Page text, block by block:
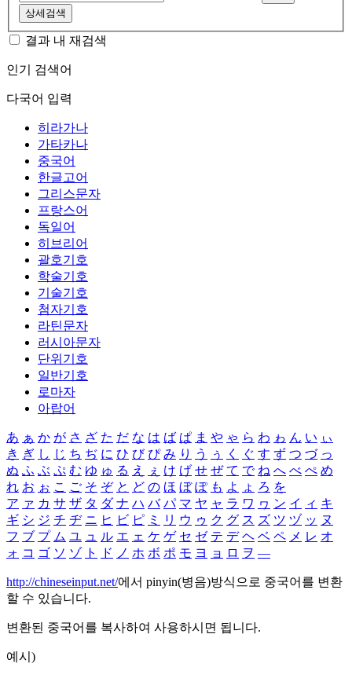
상세검색
결과 내 재검색
인기 검색어
다국어 입력
히라가나
가타카나
중국어
한글고어
그리스문자
프랑스어
독일어
히브리어
괄호기호
학술기호
기술기호
첨자기호
라틴문자
러시아문자
단위기호
일반기호
로마자
아랍어
あ ぁ か が さ ざ た だ な は ば ぱ ま や ゃ ら わ ゎ ん い ぃ
き ぎ し じ ち ぢ に ひ び ぴ み り う ぅ く ぐ す ず つ づ っ
ぬ ふ ぶ ぷ む ゆ ゅ る え ぇ け げ せ ぜ て で ね へ べ ぺ め
れ お ぉ こ ご そ ぞ と ど の ほ ぼ ぽ も よ ょ ろ を
ア ァ カ サ ザ タ ダ ナ ハ バ パ マ ヤ ャ ラ ワ ヮ ン イ ィ キ
ギ シ ジ チ ヂ ニ ヒ ビ ピ ミ リ ウ ゥ ク グ ス ズ ツ ヅ ッ ヌ
フ ブ プ ム ユ ュ ル エ ェ ケ ゲ セ ゼ テ デ ヘ ベ ペ メ レ オ
ォ コ ゴ ソ ゾ ト ド ノ ホ ボ ポ モ ヨ ョ ロ ヲ ―
http://chineseinput.net/에서 pinyin(병음)방식으로 중국어를 변환
할 수 있습니다.
변환된 중국어를 복사하여 사용하시면 됩니다.
예시)